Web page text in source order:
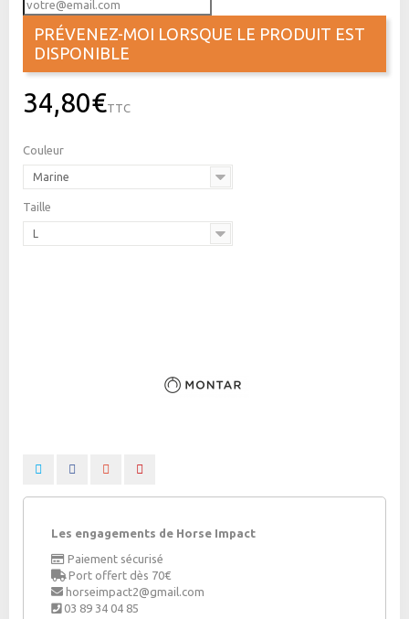
PRÉVENEZ-MOI LORSQUE LE PRODUIT EST
DISPONIBLE
34,80€TTC
Couleur
Marine
Taille
L
Les engagements de Horse Impact
Paiement sécurisé
Port offert dès 70€
horseimpact2@gmail.com
03 89 34 04 85